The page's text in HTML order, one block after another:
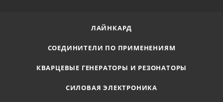
ЛАЙНКАРД
СОЕДИНИТЕЛИ ПО ПРИМЕНЕНИЯМ
КВАРЦЕВЫЕ ГЕНЕРАТОРЫ И РЕЗОНАТОРЫ
СИЛОВАЯ ЭЛЕКТРОНИКА